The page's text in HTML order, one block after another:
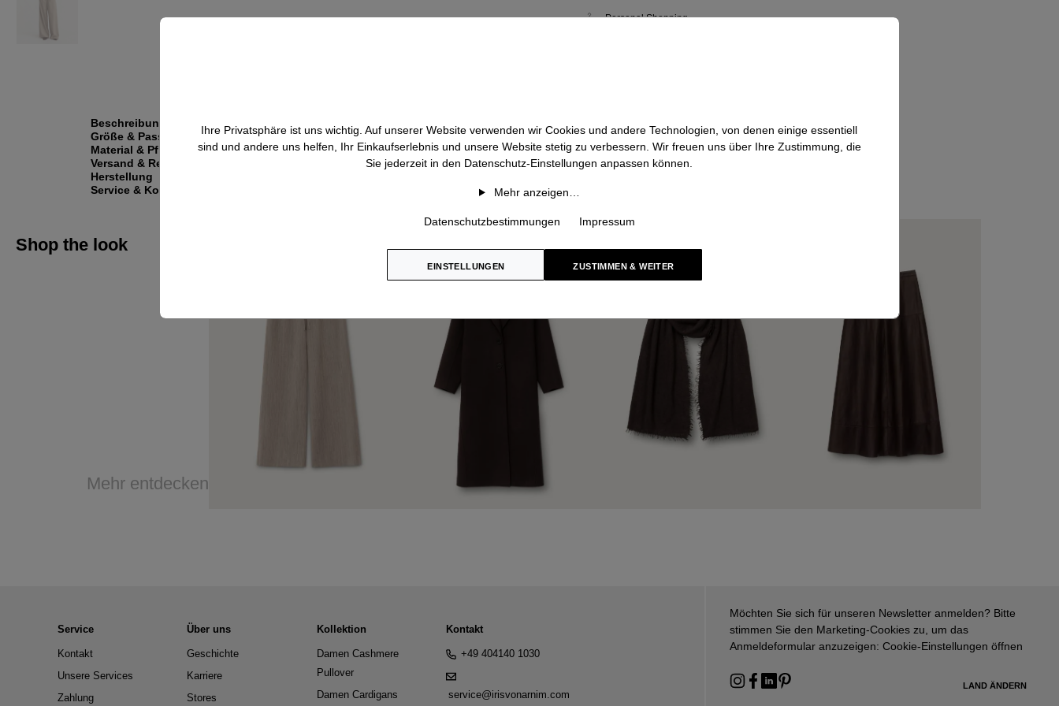
Personal Shopping
Beschreibung
Größe & Passform
Material & Pflege
Versand & Retouren
Herstellung
Service & Kontakt
Shop the look
Mehr entdecken
Service
Kontakt
Unsere Services
Zahlung
Über uns
Geschichte
Karriere
Stores
Kollektion
Damen Cashmere
Pullover
Damen Cardigans
Kontakt
+49 404140 1030
service@irisvonarnim.com
Möchten Sie sich für unseren Newsletter anmelden? Bitte
stimmen Sie den Marketing-Cookies zu, um das
Anmeldeformular anzuzeigen: Cookie-Einstellungen öffnen
LAND ÄNDERN
Ihre Privatsphäre ist uns wichtig. Auf unserer Website verwenden wir Cookies und andere Technologien, von denen einige essentiell
sind und andere uns helfen, Ihr Einkaufserlebnis und unsere Website stetig zu verbessern. Wir freuen uns über Ihre Zustimmung, die
Sie jederzeit in den Datenschutz-Einstellungen anpassen können.
Mehr anzeigen…
Datenschutzbestimmungen Impressum
EINSTELLUNGEN ZUSTIMMEN & WEITER